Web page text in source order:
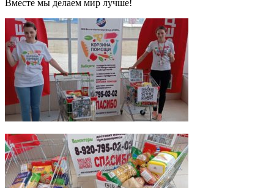
Вместе мы делаем мир лучше!